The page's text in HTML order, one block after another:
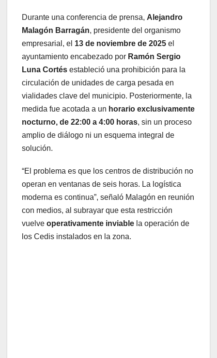
Durante una conferencia de prensa, Alejandro
Malagón Barragán, presidente del organismo
empresarial, el 13 de noviembre de 2025 el
ayuntamiento encabezado por Ramón Sergio
Luna Cortés estableció una prohibición para la
circulación de unidades de carga pesada en
vialidades clave del municipio. Posteriormente, la
medida fue acotada a un horario exclusivamente
nocturno, de 22:00 a 4:00 horas, sin un proceso
amplio de diálogo ni un esquema integral de
solución.
“El problema es que los centros de distribución no
operan en ventanas de seis horas. La logística
moderna es continua”, señaló Malagón en reunión
con medios, al subrayar que esta restricción
vuelve operativamente inviable la operación de
los Cedis instalados en la zona.